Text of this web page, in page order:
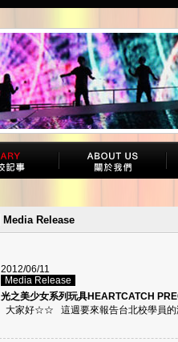
Media Release
2012/06/11
Media Release
光之美少女系列玩具HEARTCATCH
大家好☆☆ 這週要來報告台北校學員的